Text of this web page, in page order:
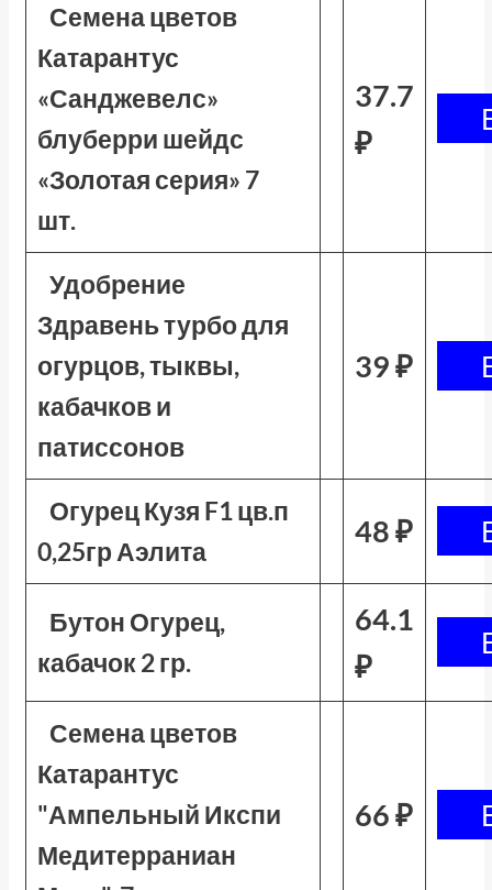
Семена цветов
Катарантус
«Санджевелс»
блуберри шейдс
«Золотая серия» 7
шт.
37.7
₽
Удобрение
Здравень турбо для
огурцов, тыквы,
кабачков и
патиссонов
39 ₽
Огурец Кузя F1 цв.п
0,25гр Аэлита
48 ₽
Бутон Огурец,
кабачок 2 гр.
64.1
₽
Семена цветов
Катарантус
"Ампельный Икспи
Медитерраниан
66 ₽